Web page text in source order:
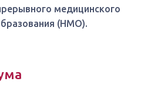
медицинского
(НМО).